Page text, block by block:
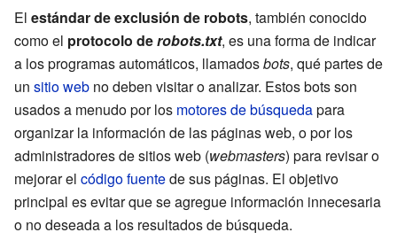
El estándar de exclusión de robots, también conocido
como el protocolo derobots.txt, es una forma de indicar
a los programas automáticos, llamadosbots, qué partes de
un sitio web no deben visitar o analizar. Estos bots son
usados a menudo por los motores de búsquedapara
organizar la información de las páginas web, o por los
administradores de sitios web (webmasters) para revisar o
mejorar el código fuentede sus páginas. El objetivo
principal es evitar que se agregue información innecesaria
o no deseada a los resultados de búsqueda.